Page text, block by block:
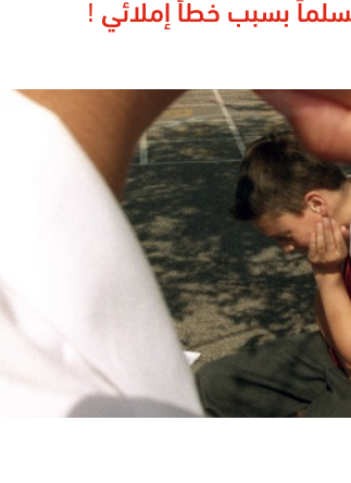
بسبب خطأ إملائي !